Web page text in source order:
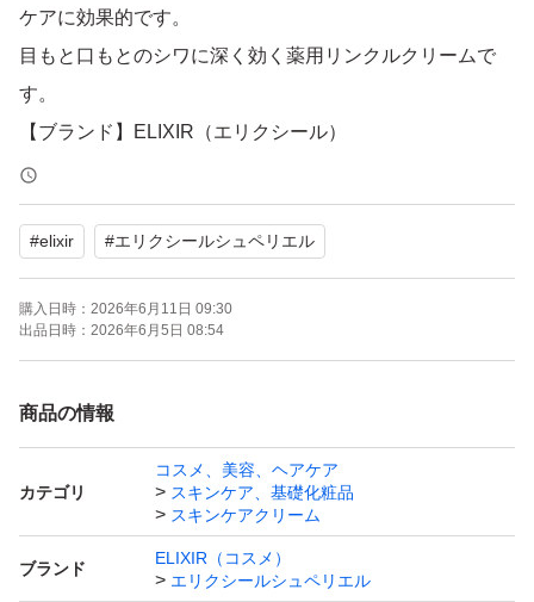
ケアに効果的です。
目もと口もとのシワに深く効く薬用リンクルクリームで
す。
【ブランド】ELIXIR（エリクシール）
【商品名】レチノパワー リンクルクリーム L
【容量】22g
【商品の状態】未使用
【カラー】ホワイト系
◆購入時期：2026年 3月
朝と夜のお手入れの最後に、小さなパール粒1コ分を指先
にとり、目や口のまわりなど、しわが気になる部分にやさ
しくなじませます。
※朝お使いになる場合は、レチノールの効果を守るため
#elixir #エリクシールシュペリエル
購入日時： 2026年6月11日 09:30
出品日時： 2026年6月5日 08:54
商品の情報
カテゴリ
コスメ、美容、ヘアケア
スキンケア、基礎化粧品
スキンケアクリーム
ブランド
ELIXIR（コスメ）
エリクシールシュペリエル